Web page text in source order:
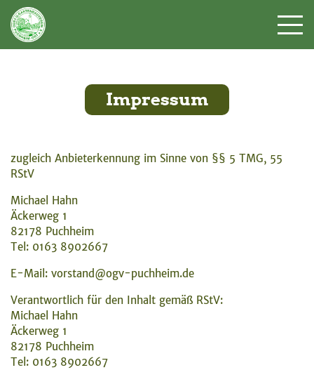
Impressum
zugleich Anbieterkennung im Sinne von §§ 5 TMG, 55
RStV
Michael Hahn
Äckerweg 1
82178 Puchheim
Tel: 0163 8902667
E-Mail: vorstand@ogv-puchheim.de
Verantwortlich für den Inhalt gemäß RStV:
Michael Hahn
Äckerweg 1
82178 Puchheim
Tel: 0163 8902667